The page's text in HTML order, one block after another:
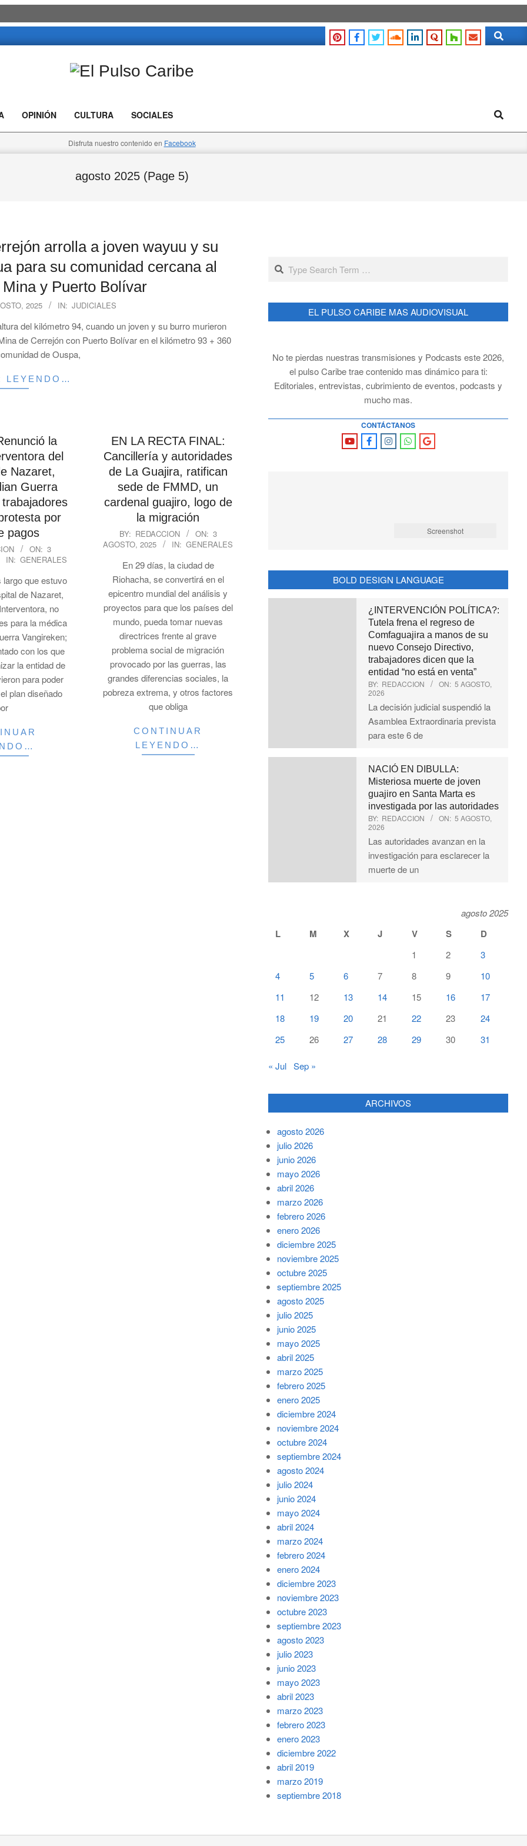
Search
Caribe
OPINIÓN CULTURA SOCIALES Search
Disfruta nuestro contenido en Facebook
agosto 2025 (Page 5)
arrolla a joven wayuu y su
para su comunidad cercana al
y Puerto Bolívar
2025 IN: JUDICIALES
del kilómetro 94, cuando un joven y su burro murieron
de Cerrejón con Puerto Bolívar en el kilómetro 93 + 360
de Ouspa,
LEYENDO…
la
del
Nazaret,
Guerra
por
pagos
ON: 3
IN: GENERALES
que estuvo
de Nazaret,
no
para la médica
Vangireken;
con los que
la entidad de
para poder
plan diseñado
EN LA RECTA FINAL:
Cancillería y autoridades
de La Guajira, ratifican
sede de FMMD, un
cardenal guajiro, logo de
la migración
2025-
08-
BY: REDACCION ON: 3
AGOSTO, 2025
IN: GENERALES
En 29 días, la ciudad de
Riohacha, se convertirá en el
epicentro mundial del análisis y
proyectos para que los países del
mundo, pueda tomar nuevas
directrices frente al grave
problema social de migración
provocado por las guerras, las
grandes diferencias sociales, la
pobreza extrema, y otros factores
que obliga
CONTINUAR
LEYENDO…
Search
EL PULSO CARIBE MAS AUDIOVISUAL
No te pierdas nuestras transmisiones y Podcasts este 2026,
el pulso Caribe trae contenido mas dinámico para ti:
Editoriales, entrevistas, cubrimiento de eventos, podcasts y
mucho mas.
CONTÁCTANOS
Screenshot
BOLD DESIGN LANGUAGE
¿INTERVENCIÓN POLÍTICA?:
Tutela frena el regreso de
Comfaguajira a manos de su
nuevo Consejo Directivo,
trabajadores dicen que la
entidad “no está en venta”
BY: REDACCION ON: 5 AGOSTO,
2026
La decisión judicial suspendió la
Asamblea Extraordinaria prevista
para este 6 de
NACIÓ EN DIBULLA:
Misteriosa muerte de joven
guajiro en Santa Marta es
investigada por las autoridades
BY: REDACCION ON: 5 AGOSTO,
2026
Las autoridades avanzan en la
investigación para esclarecer la
muerte de un
agosto 2025
L M X J V S D
1 2
3
4
5 6 7 8 9
10
11
12 13 14 15 16
17
18
19 20 21 22 23
24
25
26 27 28 29 30 31
« Jul Sep »
ARCHIVOS
agosto 2026
julio 2026
junio 2026
mayo 2026
abril 2026
marzo 2026
febrero 2026
enero 2026
diciembre 2025
noviembre 2025
octubre 2025
septiembre 2025
agosto 2025
julio 2025
junio 2025
mayo 2025
abril 2025
marzo 2025
febrero 2025
enero 2025
diciembre 2024
noviembre 2024
octubre 2024
septiembre 2024
agosto 2024
julio 2024
junio 2024
mayo 2024
abril 2024
marzo 2024
febrero 2024
enero 2024
diciembre 2023
noviembre 2023
octubre 2023
septiembre 2023
agosto 2023
julio 2023
junio 2023
mayo 2023
abril 2023
marzo 2023
febrero 2023
enero 2023
diciembre 2022
abril 2019
marzo 2019
septiembre 2018